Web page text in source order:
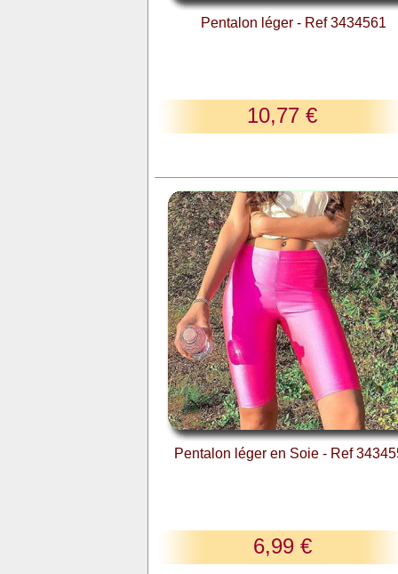
Pentalon léger - Ref 3434561
10,77 €
Pentalon léger en Soie - Ref
6,99 €